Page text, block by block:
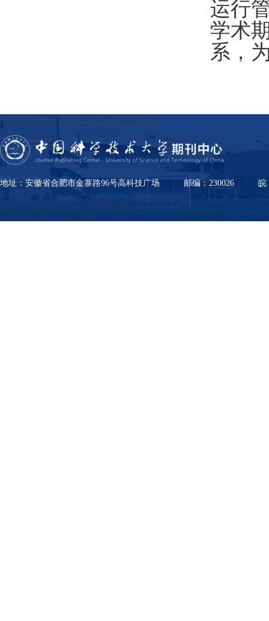
运行
学术
系，
地址：安徽省合肥市金寨路96号高科技广场 邮编：230026 皖